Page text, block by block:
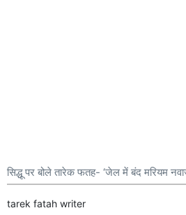
सिद्धू पर बोले तारेक फतह- ‘जेल में बंद मरियम
tarek fatah writer